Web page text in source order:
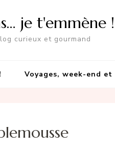
je t'emmène !
curieux et gourmand
Voyages, week-end et